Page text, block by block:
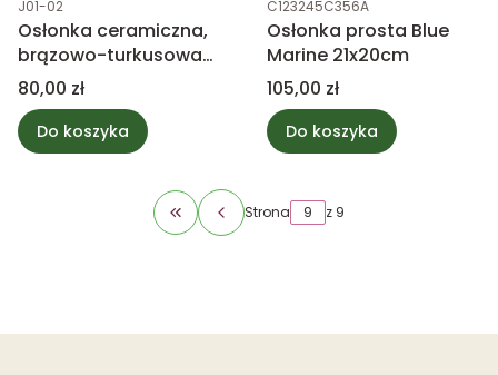
J01-02
Osłonka ceramiczna,
brązowo-turkusowa
21cm
Cena
80,00 zł
Do koszyka
C123245C356A
Osłonka prosta Blue
Marine 21x20cm
Cena
105,00 zł
Do koszyka
Wróć do pierwszej strony z produktami
Strona z 9